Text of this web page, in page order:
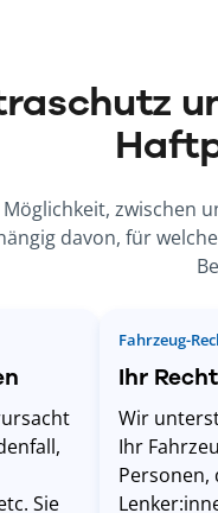
Möglichkeit, zwischen
davon, für
Sie
Fahrzeug-
Ihr
Wir
Ihr
Personen,